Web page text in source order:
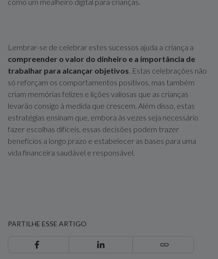
como um mealheiro digital para crianças.
Lembrar-se de celebrar estes sucessos ajuda a criança a
compreender o valor do dinheiro e a importância de
trabalhar para alcançar objetivos. Estas celebrações não
só reforçam os comportamentos positivos, mas também
criam memórias felizes e lições valiosas que as crianças
levarão consigo à medida que crescem. Além disso, estas
estratégias ensinam que, embora às vezes seja necessário
fazer escolhas difíceis, essas decisões podem trazer
benefícios a longo prazo e estabelecer as bases para uma
vida financeira saudável e responsável.
PARTILHE ESSE ARTIGO